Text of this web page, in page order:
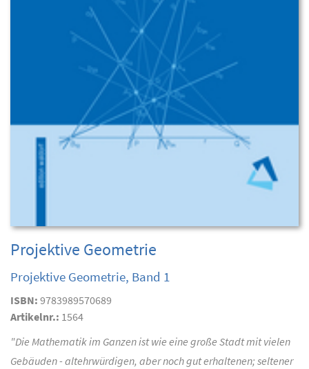
Projektive Geometrie
Projektive Geometrie, Band 1
ISBN: 9783989570689
Artikelnr.: 1564
"Die Mathematik im Ganzen ist wie eine große Stadt mit vielen
Gebäuden - altehrwürdigen, aber noch gut erhaltenen; seltener